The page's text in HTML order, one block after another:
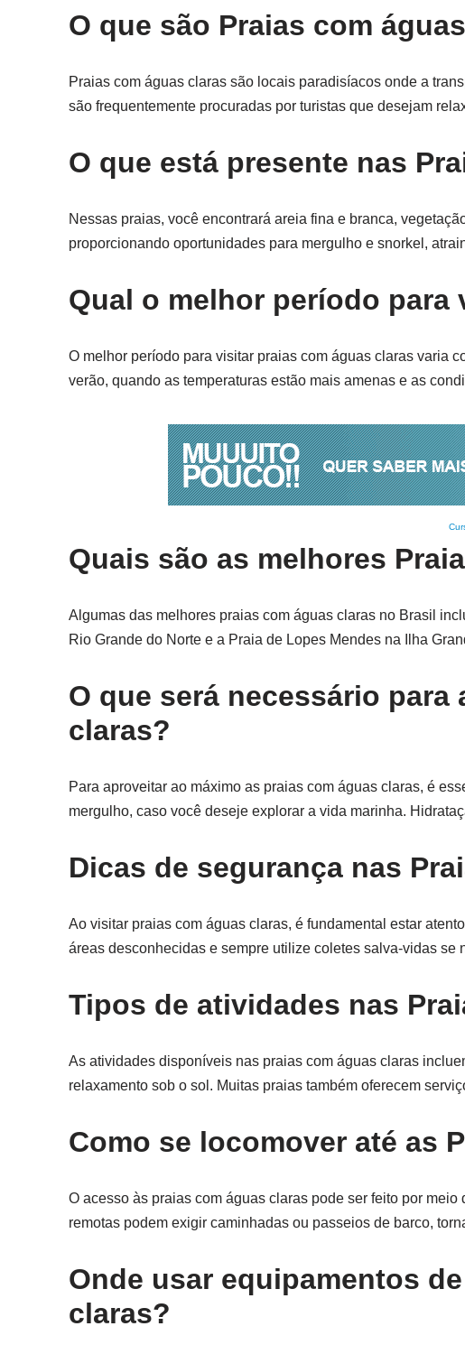
O que são Praias com
Praias com águas claras são locais paradisíacos onde a
são frequentemente procuradas por turistas que desejam
O que está presente nas
Nessas praias, você encontrará areia fina e branca,
proporcionando oportunidades para mergulho e snorkel,
Qual o melhor período para
O melhor período para visitar praias com águas claras varia
verão, quando as temperaturas estão mais amenas e as
Quais são as melhores
Algumas das melhores praias com águas claras no Brasil
Rio Grande do Norte e a Praia de Lopes Mendes na Ilha
O que será necessário
claras?
Para aproveitar ao máximo as praias com águas claras, é
mergulho, caso você deseje explorar a vida marinha.
Dicas de segurança nas
Ao visitar praias com águas claras, é fundamental estar
áreas desconhecidas e sempre utilize coletes salva-vidas se
Tipos de atividades nas
As atividades disponíveis nas praias com águas claras
relaxamento sob o sol. Muitas praias também oferecem
Como se locomover até as
O acesso às praias com águas claras pode ser feito por
remotas podem exigir caminhadas ou passeios de barco,
Onde usar equipamentos
claras?